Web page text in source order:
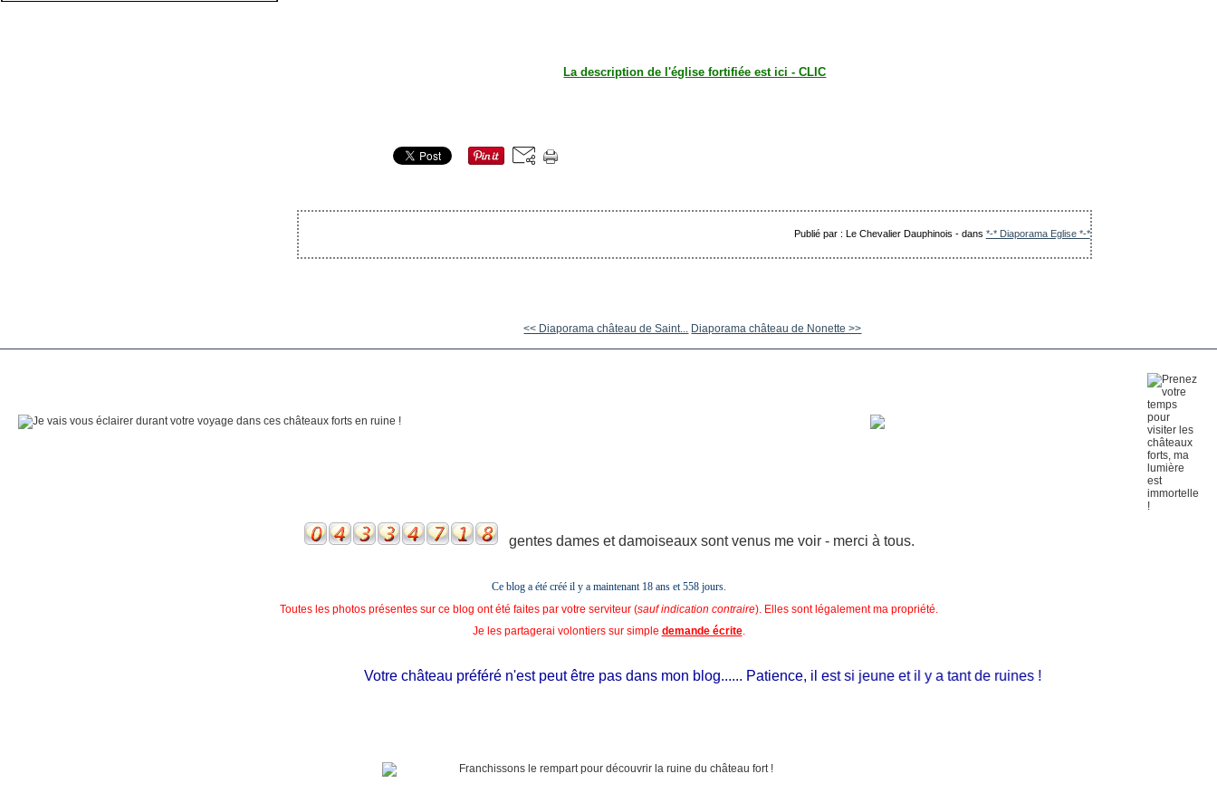
La description de l'église fortifiée est ici - CLIC
Publié par : Le Chevalier Dauphinois -dans *-* Diaporama Eglise *-*
<< Diaporama château de Saint... Diaporama château de Nonette >>
gentes dames et damoiseaux sont venus me voir - merci à tous.
Ce blog a été créé il y a maintenant 18 ans et558 jours.
Toutes les photos présentes sur ce blog ont été faites par votre serviteur (sauf indication contraire). Elles sont légalement ma propriété.
Je les partagerai volontiers sur simple demande écrite.
Votre château préféré n'est peut être pas dans mon blog...... Patience, il est si jeune et il y a tant de ruines !